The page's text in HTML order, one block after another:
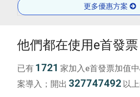
更多優惠方案
他們都在使用e首發票
已有 1721 家加入e首發票加值中
案導入；開出 327747492 以